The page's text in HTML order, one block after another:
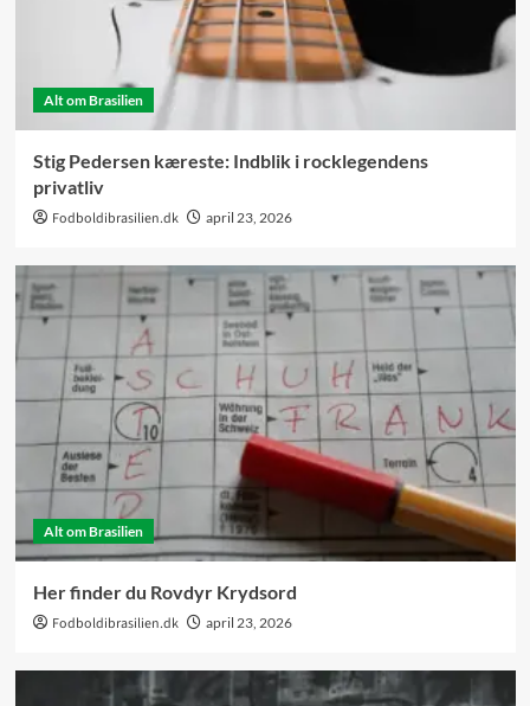
Alt om Brasilien
Stig Pedersen kæreste: Indblik i rocklegendens
privatliv
Fodboldibrasilien.dk april 23, 2026
Alt om Brasilien
Her finder du Rovdyr Krydsord
Fodboldibrasilien.dk april 23, 2026